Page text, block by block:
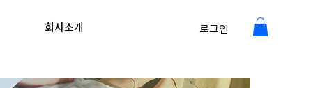
회사소개 로그인